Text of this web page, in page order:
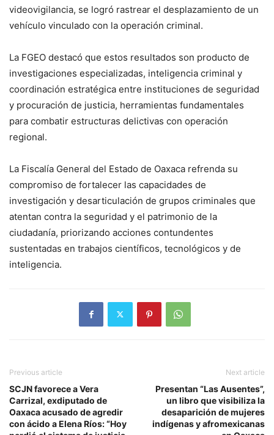
videovigilancia, se logró rastrear el desplazamiento de un
vehículo vinculado con la operación criminal.
La FGEO destacó que estos resultados son producto de
investigaciones especializadas, inteligencia criminal y
coordinación estratégica entre instituciones de seguridad
y procuración de justicia, herramientas fundamentales
para combatir estructuras delictivas con operación
regional.
La Fiscalía General del Estado de Oaxaca refrenda su
compromiso de fortalecer las capacidades de
investigación y desarticulación de grupos criminales que
atentan contra la seguridad y el patrimonio de la
ciudadanía, priorizando acciones contundentes
sustentadas en trabajos científicos, tecnológicos y de
inteligencia.
Previous article
SCJN favorece a Vera
Carrizal, exdiputado de
Oaxaca acusado de agredir
con ácido a Elena Ríos: “Hoy
Next article
Presentan “Las Ausentes”,
un libro que visibiliza la
desaparición de mujeres
indígenas y afromexicanas